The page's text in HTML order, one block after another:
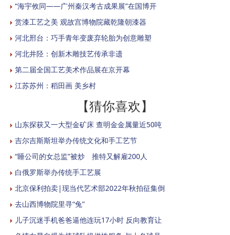
“海宇攸同——广州秦汉考古成果展”在国博开
赏漆工艺之美 观故宫博物院藏乾隆朝漆器
河北邢台：巧手青年变废弃轮胎为创意雕塑
河北井陉：创新木雕技艺传承非遗
第二届全国工艺美术作品展在京开幕
江苏苏州：稻田画 美乡村
【猜你喜欢】
山东探获又一大型金矿床 查明金金属量近50吨
吉尔吉斯斯坦举办传统文化和手工艺节
“睡公司的女总监”被炒 推特又解雇200人
白俄罗斯举办传统手工艺展
北京保利拍卖|现当代艺术部2022年秋拍征集倒
去山西博物院里寻“兔”
儿子沉迷手机爸爸逼他连玩17小时 反向教育让